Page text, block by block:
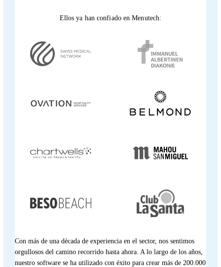
Ellos ya han confiado en Menutech:
Con más de una década de experiencia en el sector, nos sentimos
orgullosos del camino recorrido hasta ahora. A lo largo de los años,
nuestro software se ha utilizado con éxito para crear más de 200.000